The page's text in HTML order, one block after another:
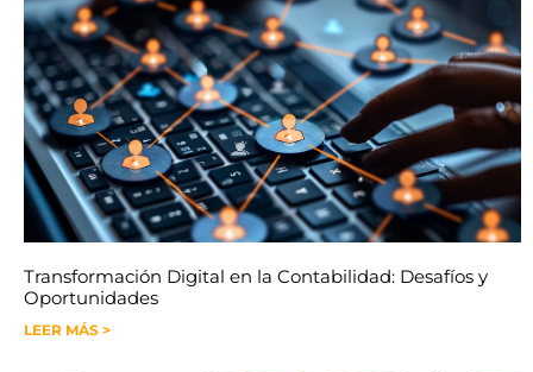
Transformación Digital en la Contabilidad: Desafíos y
Oportunidades
LEER MÁS >